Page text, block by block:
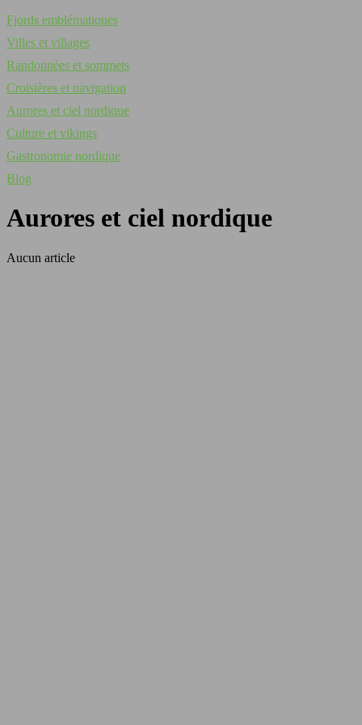
Fjords emblématiques
Villes et villages
Randonnées et sommets
Croisières et navigation
Aurores et ciel nordique
Culture et vikings
Gastronomie nordique
Blog
Aurores et ciel nordique
Aucun article